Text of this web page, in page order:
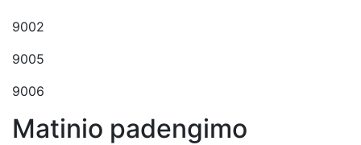
9002
9005
9006
Matinio padengimo